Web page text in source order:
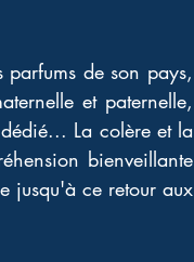
de son pays,
et paternelle,
La colère et la
bienveillante
jusqu'à ce retour aux